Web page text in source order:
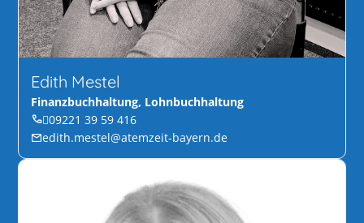
Edith Mestel
Finanzbuchhaltung, Lohnbuchhaltung
09221 39 59 416
edith.mestel@atemzeit-bayern.de